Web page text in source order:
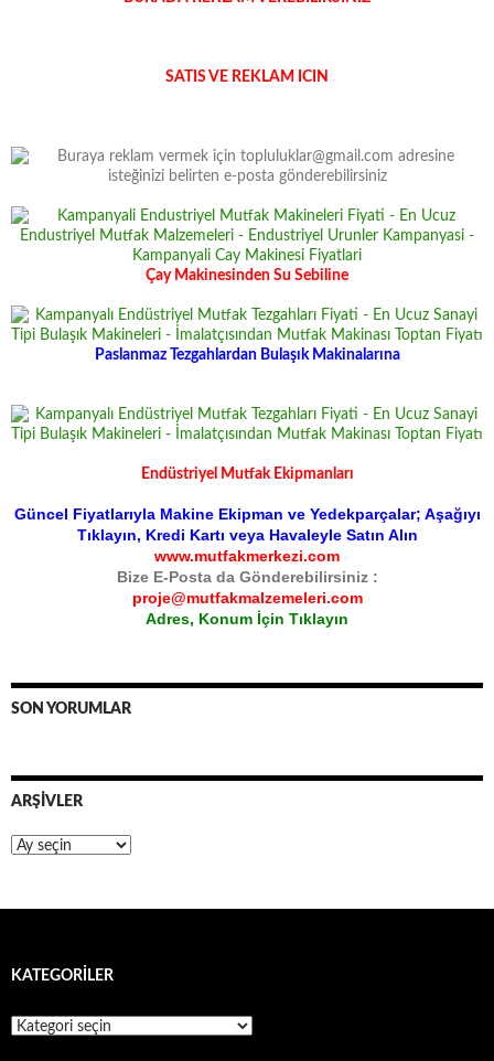
SATIS VE REKLAM ICIN
Çay Makinesinden Su Sebiline
Paslanmaz Tezgahlardan Bulaşık Makinalarına
Endüstriyel Mutfak Ekipmanları
Güncel Fiyatlarıyla Makine Ekipman ve Yedekparçalar; Aşağıyı
Tıklayın, Kredi Kartı veya Havaleyle Satın Alın
www.mutfakmerkezi.com
Bize E-Posta da Gönderebilirsiniz :
proje@mutfakmalzemeleri.com
Adres, Konum İçin Tıklayın
SON YORUMLAR
ARŞIVLER
Arşivler
KATEGORILER
Kategoriler